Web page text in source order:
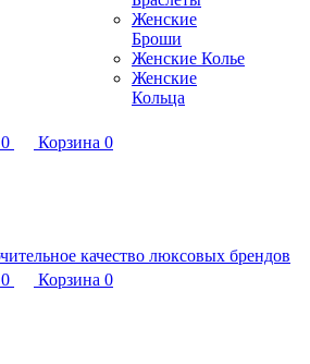
Женские
Броши
Женские Колье
Женские
Кольца
0 Корзина 0
0 Корзина 0